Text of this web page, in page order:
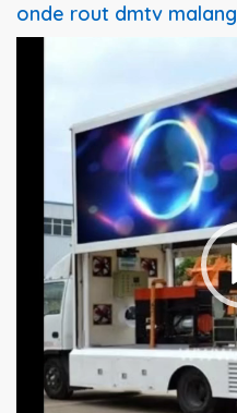
onde rout dmtv malang